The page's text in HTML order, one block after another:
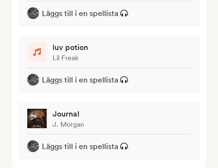
Läggs till i en spellista
luv potion
Lil Freak
Läggs till i en spellista
Journal
J. Morgan
Läggs till i en spellista